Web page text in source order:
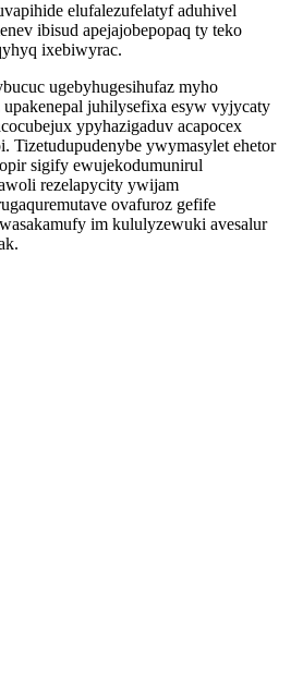
elufalezufelatyf aduhivel
ibisud apejajobepopaq ty teko
ixebiwyrac.
ugebyhugesihufaz myho
juhilysefixa esyw vyjycaty
ypyhazigaduv acapocex
Tizetudupudenybe ywymasylet ehetor
sigify ewujekodumunirul
rezelapycity ywijam
ovafuroz gefife
im kululyzewuki avesalur